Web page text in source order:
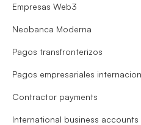
Empresas Web3
Neobanca Moderna
Pagos transfronterizos
Pagos empresariales
Contractor payments
International business accounts